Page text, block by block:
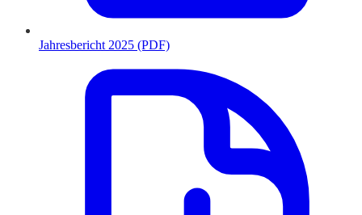
Jahresbericht 2025 (PDF)